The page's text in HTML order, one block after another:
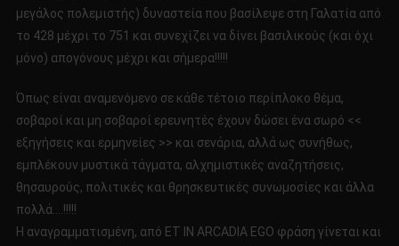
μεγάλος πολεμιστής) δυναστεία που βασίλεψε στη Γαλατία από
το 428 μέχρι το 751 και συνεχίζει να δίνει βασιλικούς (και όχι
μόνο) απογόνους μέχρι και σήμερα!!!!!
Όπως είναι αναμενόμενο σε κάθε τέτοιο περίπλοκο θέμα,
σοβαροί και μη σοβαροί ερευνητές έχουν δώσει ένα σωρό <<
εξηγήσεις και ερμηνείες >> και σενάρια, αλλά ως συνήθως,
εμπλέκουν μυστικά τάγματα, αλχημιστικές αναζητήσεις,
θησαυρούς, πολιτικές και θρησκευτικές συνωμοσίες και άλλα
πολλά….!!!!!
Η αναγραμματισμένη, από ET IN ARCADIA EGO φράση γίνεται και